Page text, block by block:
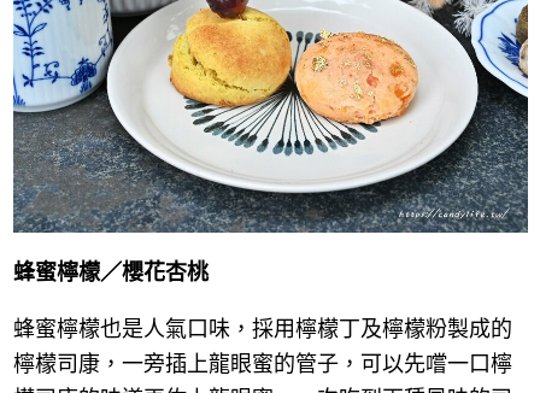
蜂蜜檸檬／櫻花杏桃
蜂蜜檸檬也是人氣口味，採用檸檬丁及檸檬粉製成的
檸檬司康，一旁插上龍眼蜜的管子，可以先嚐一口檸